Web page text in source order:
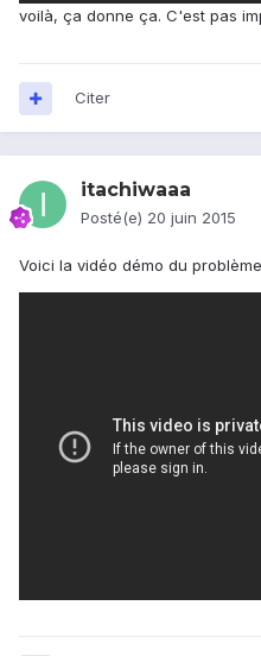
voilà, ça donne ça. C'est pas
Citer
itachiwaaa
Posté(e) 20 juin 2015
Voici la vidéo démo du